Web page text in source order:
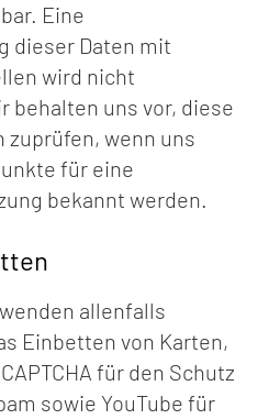
Eine
dieser Daten mit
wird nicht
behalten uns vor, diese
zuprüfen, wenn uns
für eine
bekannt werden.
allenfalls
Einbetten von Karten,
für den Schutz
sowie YouTube für